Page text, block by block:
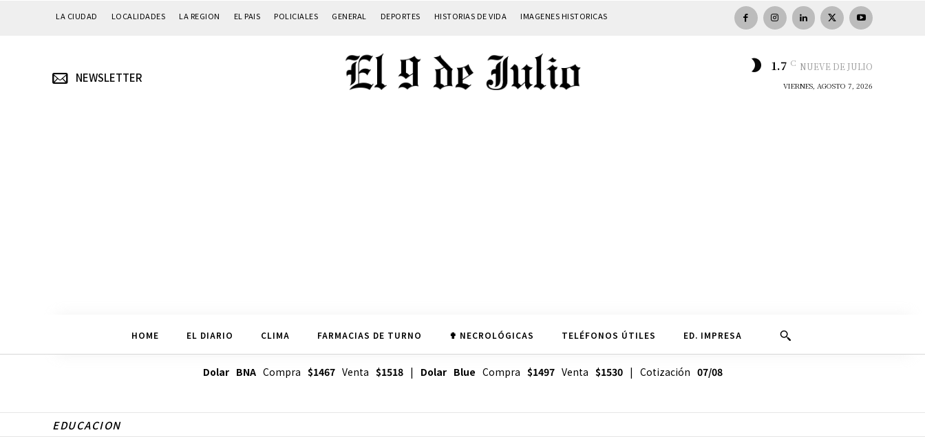
LA CIUDAD LOCALIDADES LA REGION EL PAIS POLICIALES GENERAL DEPORTES HISTORIAS DE VIDA IMAGENES HISTORICAS
NEWSLETTER
1.7 C NUEVE DE JULIO
VIERNES, AGOSTO 7, 2026
HOME EL DIARIO CLIMA FARMACIAS DE TURNO ✟ NECROLÓGICAS TELÉFONOS ÚTILES ED. IMPRESA
Dolar BNACompra $1467Venta $1518| Dolar Blue Compra $1497Venta $1530| Cotización 07/08
EDUCACION